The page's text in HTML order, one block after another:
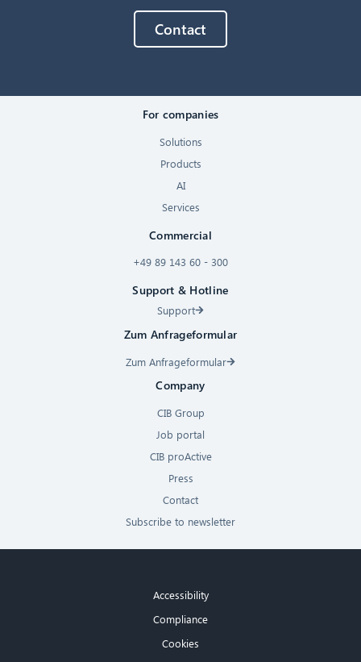
Contact
For companies
Solutions
Products
AI
Services
Commercial
+49 89 143 60 - 300
Support & Hotline
Support
Zum Anfrageformular
Zum Anfrageformular
Company
CIB Group
Job portal
CIB proActive
Press
Contact
Subscribe to newsletter
Accessibility
Compliance
Cookies